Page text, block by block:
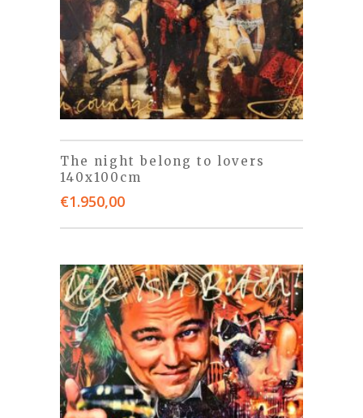
The night belong to lovers
140x100cm
€1.950,00